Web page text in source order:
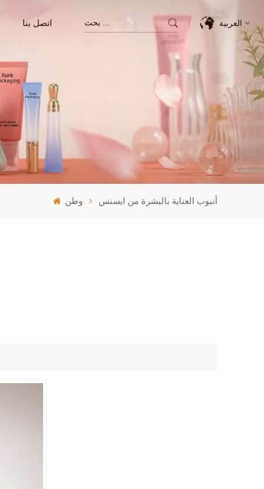
اتصل بنا العربية
English
Français
Italiano
Pусский
وطن أنبوب العناية بالبشرة من ايسنس